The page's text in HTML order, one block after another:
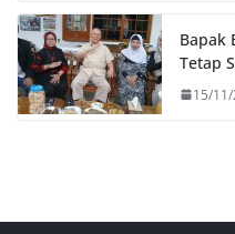
Bapak
Tetap
15/